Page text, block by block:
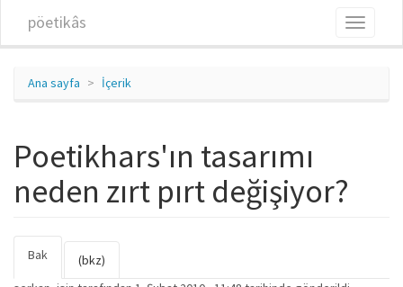
pöetikâs
Toggle
Ana sayfa İçerik
Poetikhars'ın tasarımı
neden zırt pırt değişiyor?
Birincil sekmeler
Bak
sekme)
(bkz)